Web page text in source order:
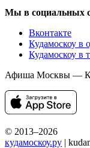
Мы в социальных
Вконтакте
Кудамоскоу в
Кудамоскоу в
Афиша Москвы —
© 2013–2026
кудамоскоу.ру |